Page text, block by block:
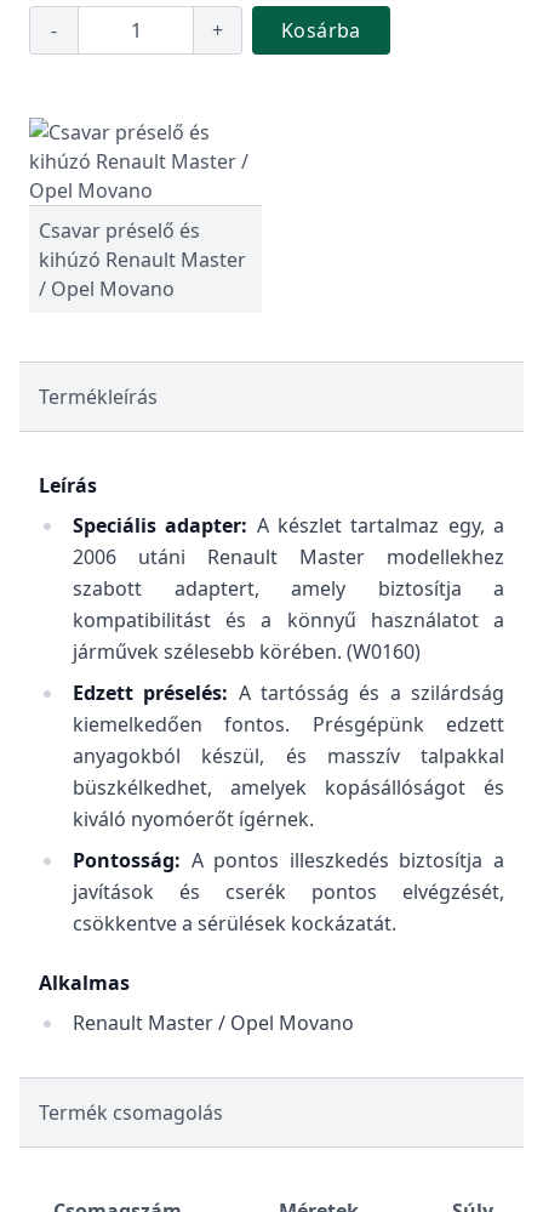
- + Kosárba
Csavar préselő és
kihúzó Renault Master
/ Opel Movano
Termékleírás
Leírás
Speciális adapter: A készlet tartalmaz egy, a
2006 utáni Renault Master modellekhez
szabott adaptert, amely biztosítja a
kompatibilitást és a könnyű használatot a
járművek szélesebb körében. (W0160)
Edzett préselés: A tartósság és a szilárdság
kiemelkedően fontos. Présgépünk edzett
anyagokból készül, és masszív talpakkal
büszkélkedhet, amelyek kopásállóságot és
kiváló nyomóerőt ígérnek.
Pontosság: A pontos illeszkedés biztosítja a
javítások és cserék pontos elvégzését,
csökkentve a sérülések kockázatát.
Alkalmas
Renault Master / Opel Movano
Termék csomagolás